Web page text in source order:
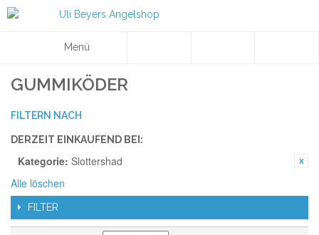
Menü
GUMMIKÖDER
FILTERN NACH
DERZEIT EINKAUFEND BEI:
Kategorie: Slottershad
Alle löschen
FILTER